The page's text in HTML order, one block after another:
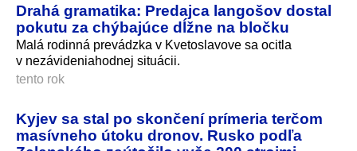
Drahá gramatika: Predajca langošov dostal
pokutu za chýbajúce dĺžne na bločku
Malá rodinná prevádzka v Kvetoslavove sa ocitla
v nezávideniahodnej situácii.
tento rok
Kyjev sa stal po skončení prímeria terčom
masívneho útoku dronov. Rusko podľa